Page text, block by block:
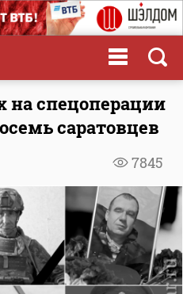
спецоперации
саратовцев
7845